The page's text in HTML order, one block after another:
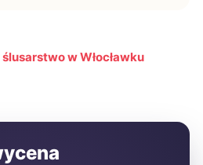
w Włocławku